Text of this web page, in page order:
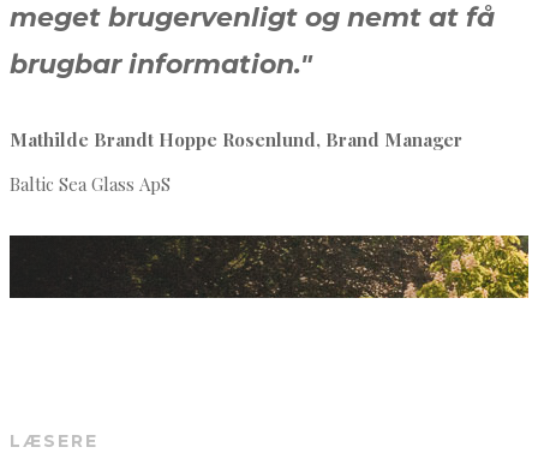
meget brugervenligt og nemt at få
brugbar information."
Mathilde Brandt Hoppe Rosenlund, Brand Manager
Baltic Sea Glass ApS
LÆSERE